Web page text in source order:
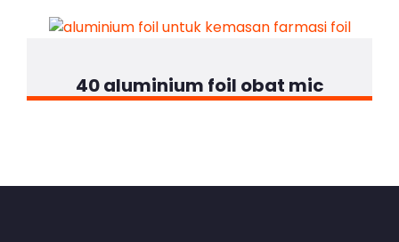
40 aluminium foil obat mic